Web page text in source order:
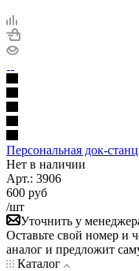
Персональная док-
Нет в наличии
Арт.: 3906
600 руб
/шт
Уточнить у
Оставьте свой номер и
аналог и предложит
Каталог